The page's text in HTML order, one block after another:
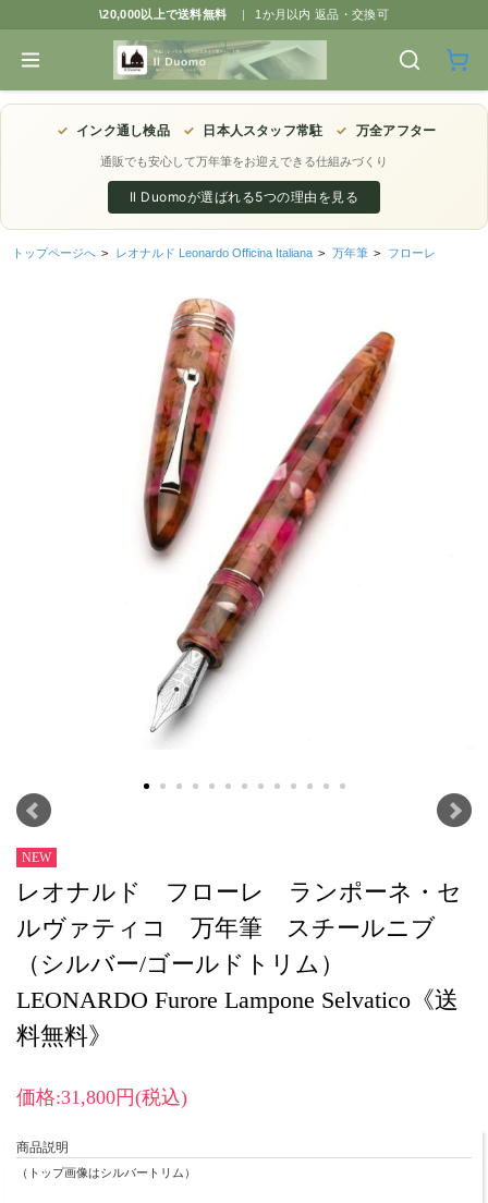
\20,000以上で送料無料 | 1か月以内 返品・交換可
✓ インク通し検品 ✓ 日本人スタッフ常駐 ✓ 万全アフター
通販でも安心して万年筆をお迎えできる仕組みづくり
Il Duomoが選ばれる5つの理由を見る
トップページへ > レオナルド Leonardo Officina Italiana > 万年筆 > フローレ
NEW
レオナルド フローレ ランポーネ・セ
ルヴァティコ 万年筆 スチールニブ
（シルバー/ゴールドトリム）
LEONARDO Furore Lampone Selvatico《送
料無料》
価格:31,800円(税込)
商品説明
（トップ画像はシルバートリム）